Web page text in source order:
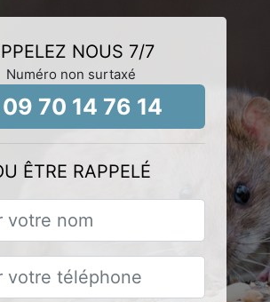
NOUS 7/7
Numéro non surtaxé
09 70 14 76 14
ÊTRE RAPPELÉ